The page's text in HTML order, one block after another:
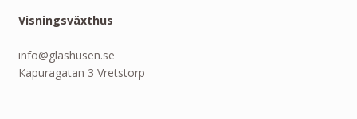
Visningsväxthus
info@glashusen.se
Kapuragatan 3 Vretstorp